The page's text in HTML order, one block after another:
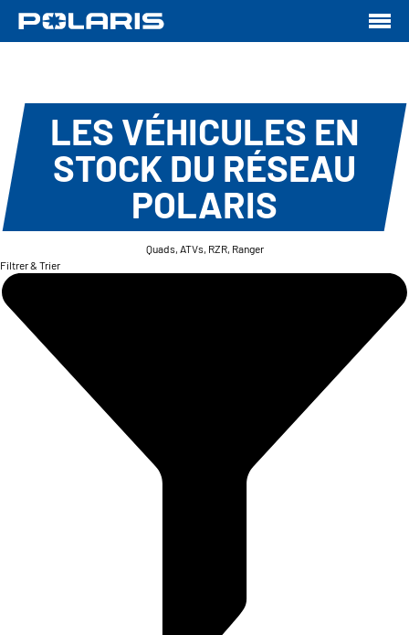
LES VÉHICULES EN
STOCK DU RÉSEAU
POLARIS
Quads, ATVs, RZR, Ranger
Filtrer & Trier